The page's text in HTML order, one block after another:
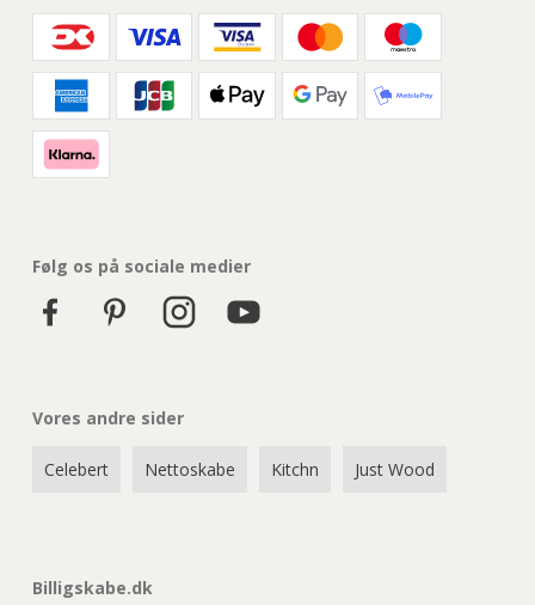
Følg os på sociale medier
Vores andre sider
Celebert Nettoskabe Kitchn Just Wood
Billigskabe.dk